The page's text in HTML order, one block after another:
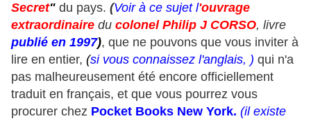
Secret" du pays. (Voir à ce sujet l'ouvrage
extraordinaire du colonel Philip J CORSO, livre
publié en 1997), que ne pouvons que vous inviter à
lire en entier, (si vous connaissez l'anglais, ) qui n'a
pas malheureusement été encore officiellement
traduit en français, et que vous pourrez vous
procurer chez Pocket Books New York. (il existe